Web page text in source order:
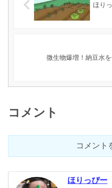
ほり
微生物爆増！納豆水を
コメント
コメント
ほりっぴー